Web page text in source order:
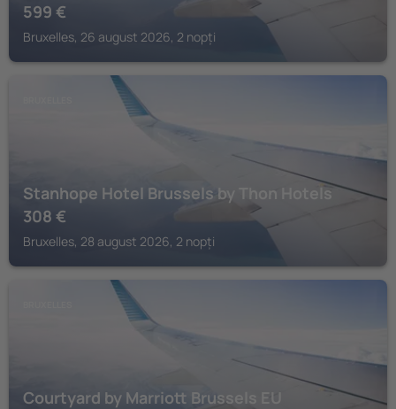
599 €
Bruxelles, 26 august 2026, 2 nopți
Stanhope Hotel Brussels by Thon Hotels
308 €
Bruxelles, 28 august 2026, 2 nopți
Courtyard by Marriott Brussels EU